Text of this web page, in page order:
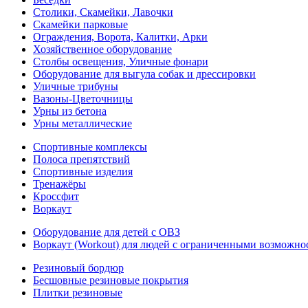
Столики, Скамейки, Лавочки
Скамейки парковые
Ограждения, Ворота, Калитки, Арки
Хозяйственное оборудование
Столбы освещения, Уличные фонари
Оборудование для выгула собак и дрессировки
Уличные трибуны
Вазоны-Цветочницы
Урны из бетона
Урны металлические
Спортивные комплексы
Полоса препятствий
Спортивные изделия
Тренажёры
Кроссфит
Воркаут
Оборудование для детей с ОВЗ
Воркаут (Workout) для людей с ограниченными
Резиновый бордюр
Бесшовные резиновые покрытия
Плитки резиновые